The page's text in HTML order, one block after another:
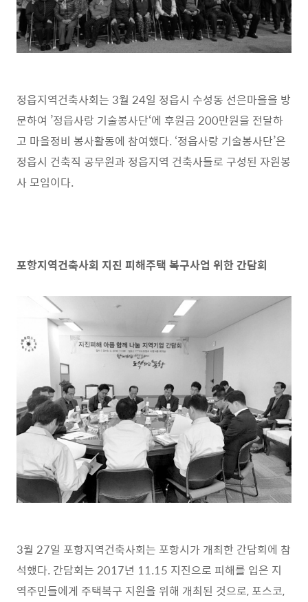
정읍지역건축사회는 3월 24일 정읍시 수성동 선은마을을 방
문하여 ’정읍사랑 기술봉사단‘에 후원금 200만원을 전달하
고 마을정비 봉사활동에 참여했다. ‘정읍사랑 기술봉사단’은
정읍시 건축직 공무원과 정읍지역 건축사들로 구성된 자원봉
사 모임이다.
포항지역건축사회 지진 피해주택 복구사업 위한 간담회
3월 27일 포항지역건축사회는 포항시가 개최한 간담회에 참
석했다. 간담회는 2017년 11.15 지진으로 피해를 입은 지
역주민들에게 주택복구 지원을 위해 개최된 것으로,포스코,